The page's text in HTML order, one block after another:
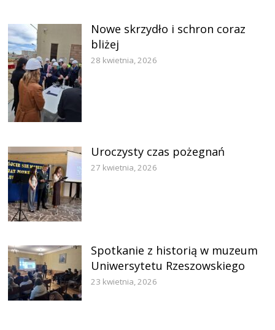
Nowe skrzydło i schron coraz
bliżej
28 kwietnia, 2026
Uroczysty czas pożegnań
27 kwietnia, 2026
Spotkanie z historią w muzeum
Uniwersytetu Rzeszowskiego
23 kwietnia, 2026